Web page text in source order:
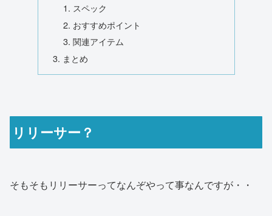
スペック
おすすめポイント
関連アイテム
まとめ
リリーサー？
そもそもリリーサーってなんぞやって事なんですが・・